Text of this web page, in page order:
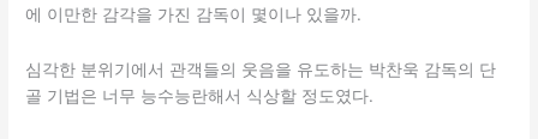
에 이만한 감각을 가진 감독이 몇이나 있을까.
심각한 분위기에서 관객들의 웃음을 유도하는 박찬욱 감독의 단
골 기법은 너무 능수능란해서 식상할 정도였다.